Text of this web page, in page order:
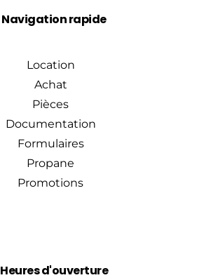
Navigation rapide
Location
Achat
Pièces
Documentation
Formulaires
Propane
Promotions
Heures d'ouverture